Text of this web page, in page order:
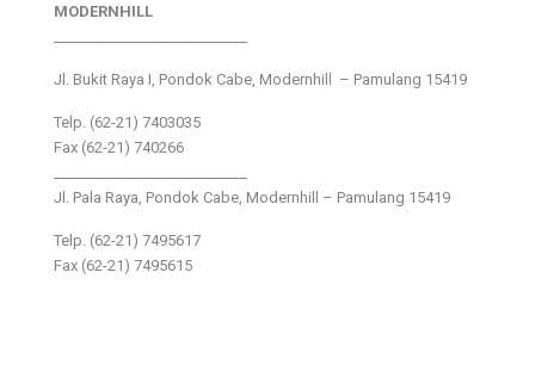
MODERNHILL
Jl. Bukit Raya I, Pondok Cabe, Modernhill – Pamulang 15419
Telp. (62-21) 7403035
Fax (62-21) 740266
Jl. Pala Raya, Pondok Cabe, Modernhill – Pamulang 15419
Telp. (62-21) 7495617
Fax (62-21) 7495615